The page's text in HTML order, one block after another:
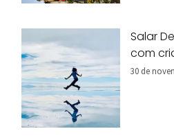
Salar
com
30 de